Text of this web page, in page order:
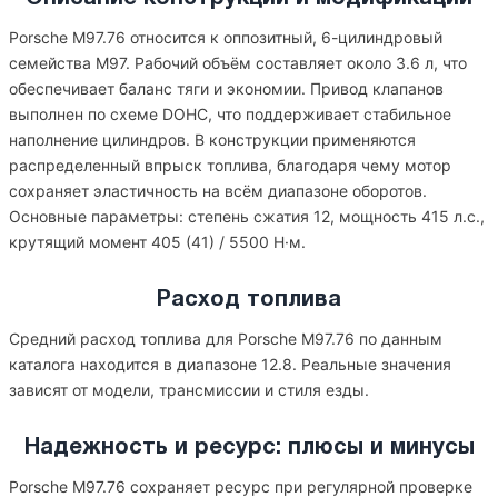
Porsche M97.76 относится к оппозитный, 6-цилиндровый
семейства M97. Рабочий объём составляет около 3.6 л, что
обеспечивает баланс тяги и экономии. Привод клапанов
выполнен по схеме DOHC, что поддерживает стабильное
наполнение цилиндров. В конструкции применяются
распределенный впрыск топлива, благодаря чему мотор
сохраняет эластичность на всём диапазоне оборотов.
Основные параметры: степень сжатия 12, мощность 415 л.с.,
крутящий момент 405 (41) / 5500 Н·м.
Расход топлива
Средний расход топлива для Porsche M97.76 по данным
каталога находится в диапазоне 12.8. Реальные значения
зависят от модели, трансмиссии и стиля езды.
Надежность и ресурс: плюсы и минусы
Porsche M97.76 сохраняет ресурс при регулярной проверке